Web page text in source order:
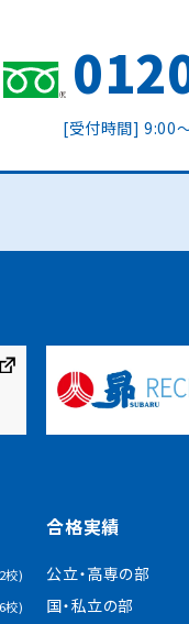
[受付時間] 9:00
校)
校)
合格実績
公立・高専の部
国・私立の部